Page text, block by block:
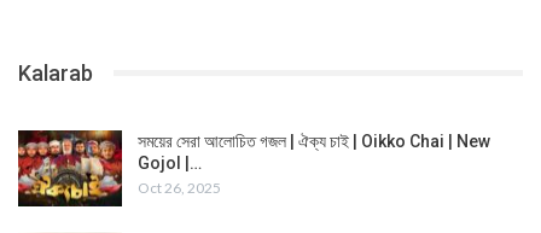
Kalarab
সময়ের সেরা আলোচিত গজল | ঐক্য চাই | Oikko Chai | New
Gojol |…
Oct 26, 2025